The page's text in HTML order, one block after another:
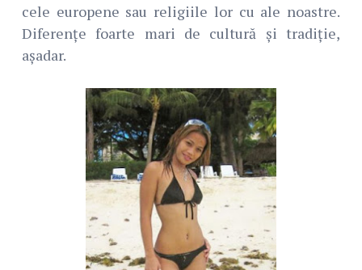
cele europene sau religiile lor cu ale noastre.
Diferențe foarte mari de cultură și tradiție,
așadar.